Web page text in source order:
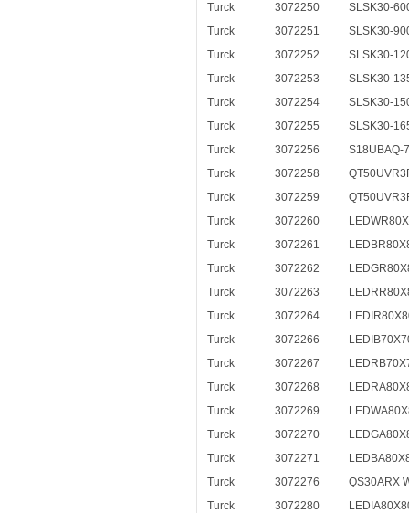
Turck
3072250
SLSK30-
Turck
3072251
SLSK30-
Turck
3072252
SLSK30-
Turck
3072253
SLSK30-
Turck
3072254
SLSK30-
Turck
3072255
SLSK30-
Turck
3072256
S18UBAQ-
Turck
3072258
Turck
3072259
Turck
3072260
Turck
3072261
Turck
3072262
Turck
3072263
Turck
3072264
Turck
3072266
Turck
3072267
Turck
3072268
Turck
3072269
Turck
3072270
Turck
3072271
Turck
3072276
QS30ARX
Turck
3072280